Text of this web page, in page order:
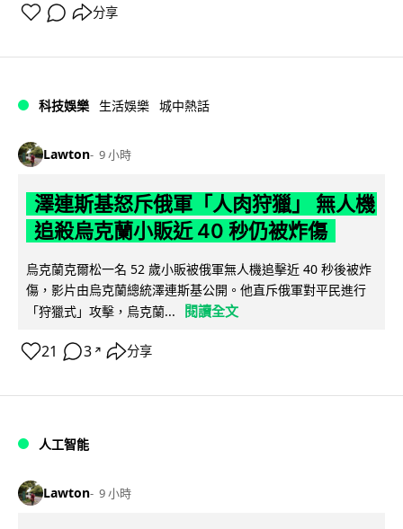
分享
科技娛樂 生活娛樂 城中熱話
Lawton 9 小時
澤連斯基怒斥俄軍「人肉狩獵」 無人機
追殺烏克蘭小販近 40 秒仍被炸傷
烏克蘭克爾松一名 52 歲小販被俄軍無人機追擊近 40 秒後被炸
傷，影片由烏克蘭總統澤連斯基公開。他直斥俄軍對平民進行
「狩獵式」攻擊，烏克蘭...
閱讀全文
21 3 ↗ 分享
人工智能
Lawton 9 小時